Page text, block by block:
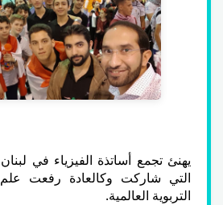
يهنئ تجمع أساتذة الفيزياء في
التي شاركت وكالعادة رفعت
التربوية العالمية.